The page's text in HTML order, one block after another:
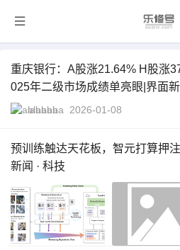
重庆银行：A股涨21.64% H股涨
025年二级市场成绩单亮眼|界面新
alababa 2026-01-08
预训练触达天花板，智元打算押
新闻 · 科技